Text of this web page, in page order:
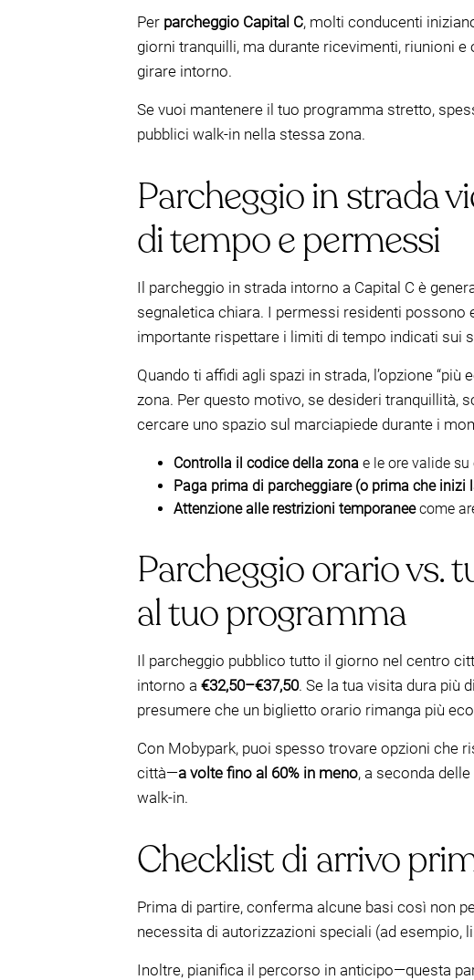
Per parcheggio Capital C, molti conducenti
giorni tranquilli, ma durante ricevimenti, riunioni
girare intorno.
Se vuoi mantenere il tuo programma stretto,
pubblici walk-in nella stessa zona.
Parcheggio in strada
di tempo e permessi
Il parcheggio in strada intorno a Capital C è
segnaletica chiara. I permessi residenti
importante rispettare i limiti di tempo indicati sui
Quando ti affidi agli spazi in strada, l’opzione
zona. Per questo motivo, se desideri tranquillità,
cercare uno spazio sul marciapiede durante i
Controlla il codice della zona e le ore valide
Paga prima di parcheggiare (o prima che inizi
Attenzione alle restrizioni temporaneecome
Parcheggio orario vs.
al tuo programma
Il parcheggio pubblico tutto il giorno nel centro
intorno a €32,50–€37,50. Se la tua visita dura più
presumere che un biglietto orario rimanga più
Con Mobypark, puoi spesso trovare opzioni che
città—a volte fino al 60% in meno, a seconda
walk-in.
Checklist di arrivo
Prima di partire, conferma alcune basi così non
necessita di autorizzazioni speciali (ad esempio,
Inoltre, pianifica il percorso in anticipo—questa